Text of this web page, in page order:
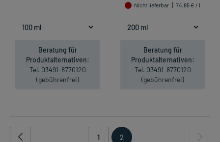
Beratung für
Produktalternativen:
Tel. 03491-8770120
(gebührenfrei)
Nicht lieferbar
74,85 € / l
Beratung für
Produktalternativen:
Tel. 03491-8770120
(gebührenfrei)
1 2